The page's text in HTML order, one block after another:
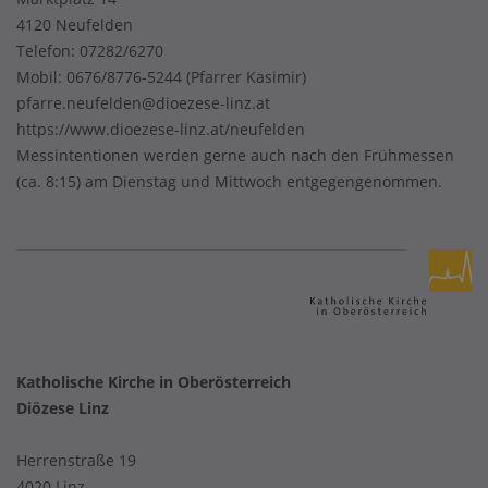
4120 Neufelden
Telefon: 07282/6270
Mobil: 0676/8776-5244 (Pfarrer Kasimir)
pfarre.neufelden@dioezese-linz.at
https://www.dioezese-linz.at/neufelden
Messintentionen werden gerne auch nach den Frühmessen
(ca. 8:15) am Dienstag und Mittwoch entgegengenommen.
Katholische Kirche in Oberösterreich
Diözese Linz
Herrenstraße 19